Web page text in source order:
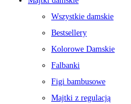
Wszystkie damskie
Bestsellery
Kolorowe Damskie
Falbanki
Figi bambusowe
Majtki z regulacją